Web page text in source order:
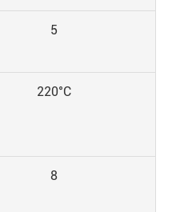
5
220°C
8